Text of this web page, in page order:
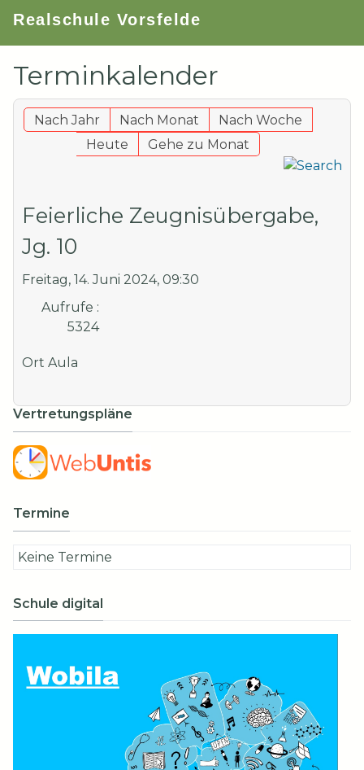
Realschule Vorsfelde
Terminkalender
Nach Jahr Nach Monat
Nach Woche
Heute
Gehe zu Monat
Feierliche Zeugnisübergabe,
Jg. 10
Freitag, 14. Juni 2024, 09:30
Aufrufe :
5324
Ort Aula
Vertretungspläne
Termine
Keine Termine
Schule digital